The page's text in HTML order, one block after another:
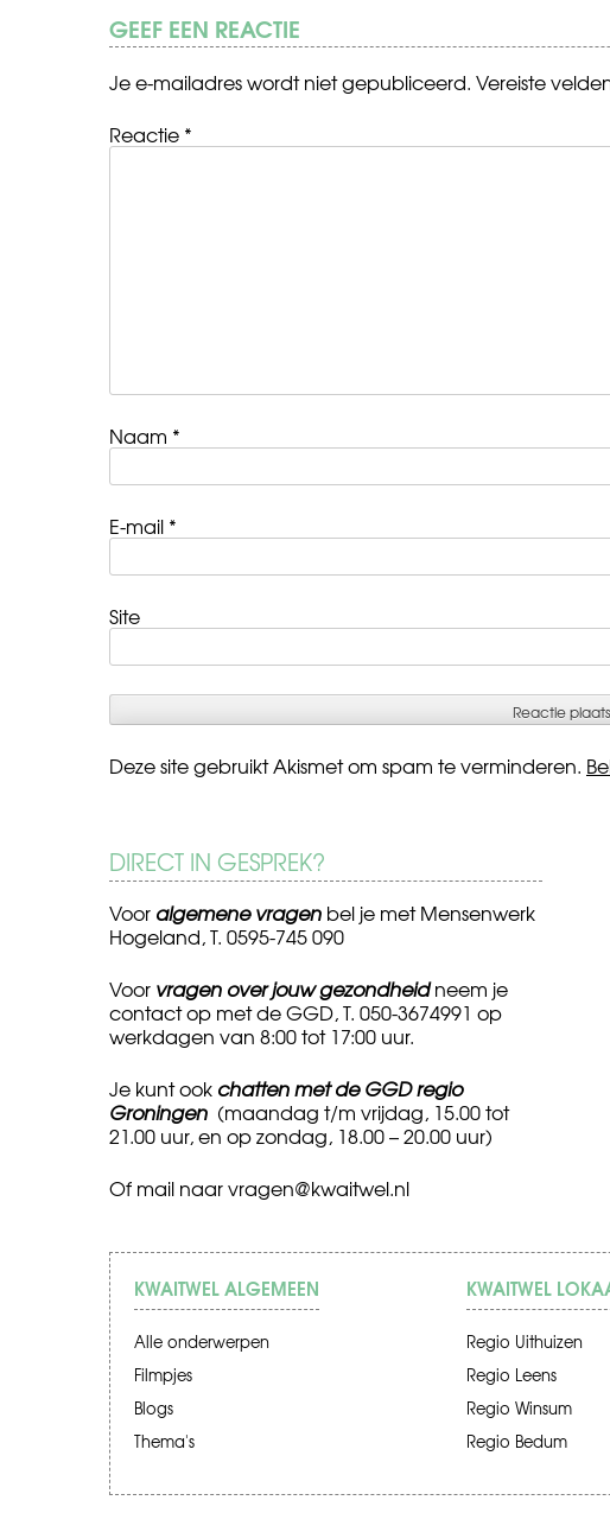
GEEF EEN REACTIE
Je e-mailadres wordt niet gepubliceerd. Vereiste
Reactie *
Naam *
E-mail *
Site
Deze site gebruikt Akismet om spam te verminderen.
DIRECT IN GESPREK?
Voor algemene vragen bel je met Mensenwerk
Hogeland, T. 0595-745 090
Voor vragen over jouw gezondheidneem je
contact op met de GGD, T. 050-3674991 op
werkdagen van 8:00 tot 17:00 uur.
Je kunt ook chatten met de GGD regio
Groningen (maandag t/m vrijdag, 15.00 tot
21.00 uur, en op zondag, 18.00 – 20.00 uur)
Of mail naarvragen@kwaitwel.nl
KWAITWEL ALGEMEEN
Alle onderwerpen
Filmpjes
Blogs
Thema's
KWAITWEL
Regio Uithuizen
Regio Leens
Regio Winsum
Regio Bedum